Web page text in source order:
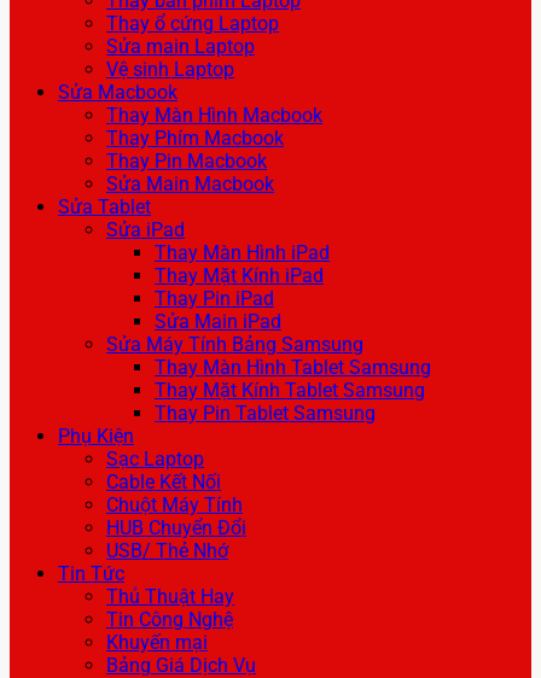
Thay ổ cứng Laptop
Sửa main Laptop
Vệ sinh Laptop
Sửa Macbook
Thay Màn Hình Macbook
Thay Phím Macbook
Thay Pin Macbook
Sửa Main Macbook
Sửa Tablet
Sửa iPad
Thay Màn Hình iPad
Thay Mặt Kính iPad
Thay Pin iPad
Sửa Main iPad
Sửa Máy Tính Bảng Samsung
Thay Màn Hình Tablet Samsung
Thay Mặt Kính Tablet Samsung
Thay Pin Tablet Samsung
Phụ Kiện
Sạc Laptop
Cable Kết Nối
Chuột Máy Tính
HUB Chuyển Đổi
USB/ Thẻ Nhớ
Tin Tức
Thủ Thuật Hay
Tin Công Nghệ
Khuyến mại
Bảng Giá Dịch Vụ